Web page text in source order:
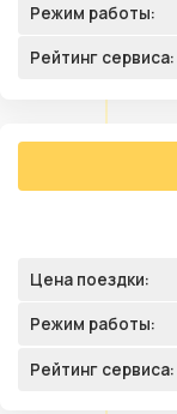
Режим работы:
Рейтинг сервиса:
Цена поездки:
Режим работы:
Рейтинг сервиса: